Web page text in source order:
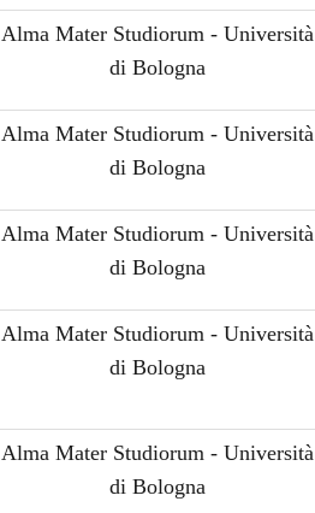
Alma Mater Studiorum - Università
di Bologna
Alma Mater Studiorum - Università
di Bologna
Alma Mater Studiorum - Università
di Bologna
Alma Mater Studiorum - Università
di Bologna
Alma Mater Studiorum - Università
di Bologna